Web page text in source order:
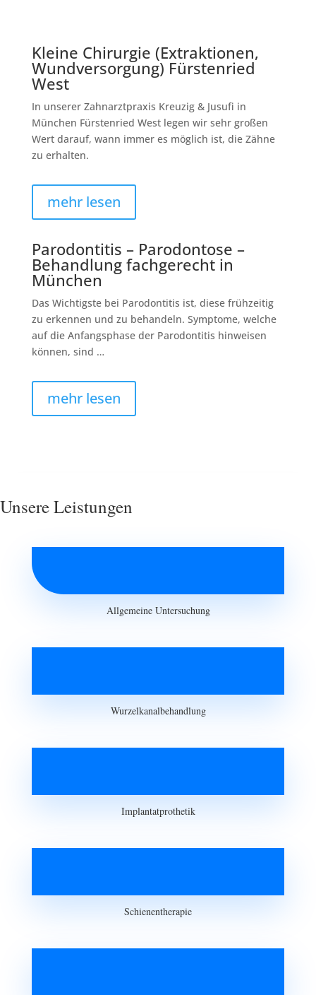
Kleine Chirurgie (Extraktionen,
Wundversorgung) Fürstenried
West
In unserer Zahnarztpraxis Kreuzig & Jusufi in
München Fürstenried West legen wir sehr großen
Wert darauf, wann immer es möglich ist, die Zähne
zu erhalten.
mehr lesen
Parodontitis – Parodontose –
Behandlung fachgerecht in
München
Das Wichtigste bei Parodontitis ist, diese frühzeitig
zu erkennen und zu behandeln. Symptome, welche
auf die Anfangsphase der Parodontitis hinweisen
können, sind …
mehr lesen
Unsere Leistungen
Allgemeine Untersuchung
Wurzelkanalbehandlung
Implantatprothetik
Schienentherapie